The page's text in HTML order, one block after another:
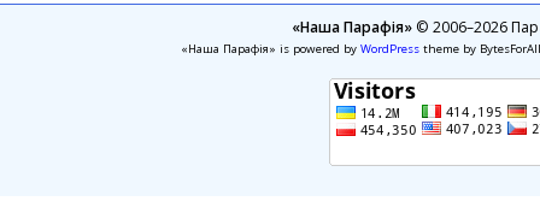
«Наша Парафія»© 2006–2026
«Наша Парафія» is powered by WordPresstheme by